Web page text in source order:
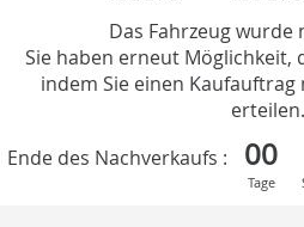
Das Fahrzeug wurde
Sie haben erneut Möglichkeit,
indem Sie einen Kaufauftrag
erteilen.
Ende des Nachverkaufs :
00
Tage